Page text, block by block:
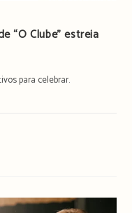
“O Clube” estreia
para celebrar.